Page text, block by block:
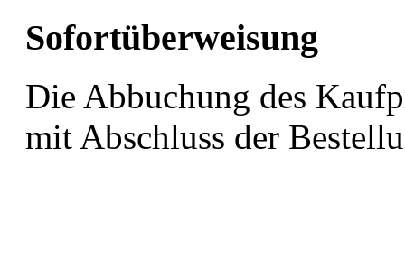
Sofortüberweisung
Die Abbuchung des
mit Abschluss der